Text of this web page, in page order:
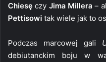
Chiesę czy Jima Millera –
Pettisowi tak wiele jak to
Podczas marcowej gali
debiutanckim boju w